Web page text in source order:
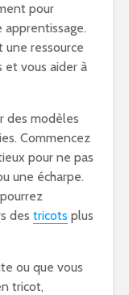
pour
une ressource
et vous aider à
des modèles
Commencez
pour ne pas
une écharpe.
des tricots plus
ou que vous
tricot,